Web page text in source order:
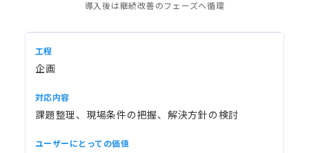
導入後は継続改善のフェーズへ循環
企画
課題整理、現場条件の把握、解決方針の検討